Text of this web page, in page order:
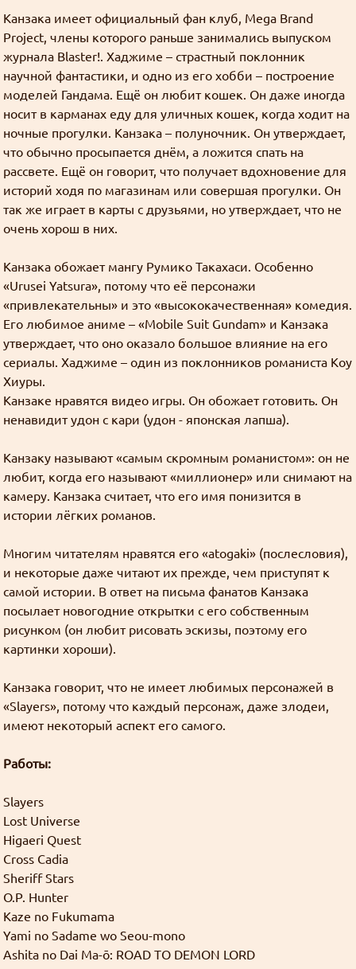
Канзака имеет официальный фан клуб, Mega Brand
Project, члены которого раньше занимались выпуском
журнала Blaster!. Хаджиме – страстный поклонник
научной фантастики, и одно из его хобби – построение
моделей Гандама. Ещё он любит кошек. Он даже иногда
носит в карманах еду для уличных кошек, когда ходит на
ночные прогулки. Канзака – полуночник. Он утверждает,
что обычно просыпается днём, а ложится спать на
рассвете. Ещё он говорит, что получает вдохновение для
историй ходя по магазинам или совершая прогулки. Он
так же играет в карты с друзьями, но утверждает, что не
очень хорош в них.
Канзака обожает мангу Румико Такахаси. Особенно
«Urusei Yatsura», потому что её персонажи
«привлекательны» и это «высококачественная» комедия.
Его любимое аниме – «Mobile Suit Gundam» и Канзака
утверждает, что оно оказало большое влияние на его
сериалы. Хаджиме – один из поклонников романиста Коу
Хиуры.
Канзаке нравятся видео игры. Он обожает готовить. Он
ненавидит удон с кари (удон - японская лапша).
Канзаку называют «самым скромным романистом»: он не
любит, когда его называют «миллионер» или снимают на
камеру. Канзака считает, что его имя понизится в
истории лёгких романов.
Многим читателям нравятся его «atogaki» (послесловия),
и некоторые даже читают их прежде, чем приступят к
самой истории. В ответ на письма фанатов Канзака
посылает новогодние открытки с его собственным
рисунком (он любит рисовать эскизы, поэтому его
картинки хороши).
Канзака говорит, что не имеет любимых персонажей в
«Slayers», потому что каждый персонаж, даже злодеи,
имеют некоторый аспект его самого.
Работы:
Slayers
Lost Universe
Higaeri Quest
Cross Cadia
Sheriff Stars
O.P. Hunter
Kaze no Fukumama
Yami no Sadame wo Seou-mono
Ashita no Dai Ma-ō: ROAD TO DEMON LORD
Как добывать золото
Джима : Кто знает, хватит ли здесь людей и
материалов что бы оно заработало, но
эксперимент интересный
Картинки неудобно сделаны
Grabz: Спасибо, поставил 2048.
Жалко тема значения "0" не раскрыта. (^_^)
Как добывать золото
Goury: Во-первых сделал немного проще,
теперь для активации купонов защищать аккаунт
Это всё ещё лучше и я всё ещё рекомендую это
сделать.
Во-вторых золото можно отправлять друг-другу и
на данный момент это единственный способ
писать личные сообщения.
В-третьих, чтобы получать золото, нужно только
подтвердить адрес почты.
только в профиле или под постами в блоге, надо
или открыть профиль или постить посты в блог.
Технически отправить золото можно и без этого,
но это сложнее и вряд ли многие обладатели
В-четвёртых, чтобы отправлять золото, нужно
чтобы у тебя было достаточно золота на
минимальный перевод. На момент написания
этого поста минимум равен шести.
выпрашивайте золото на форуме или в блоге.
Или просто пишите чего-нибудь полезное.
Нить картинок потому что я так решил
Goury:
Давно у нас не было картинок.
использования картинкогенераторов.
Добавил больше свободы.
Чтобы воспользоваться свободой, пройдите в
личные настройкии установите высоту как вам
Картинки неудобно сделаны
Goury: Да, стоит сделать такую опцию.
Если у какого-нибудь программиста есть желание
это сделать — пишите в обратную связь.
Или ждите пока я соберусь.
Я соберусь, но других дел в последнее время
А ещё можно вставлять картинки вот так: